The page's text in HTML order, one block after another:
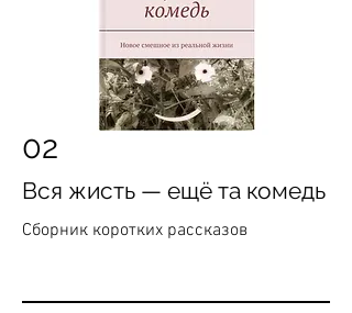
02
Вся жисть — ещё та комедь
Сборник коротких рассказов